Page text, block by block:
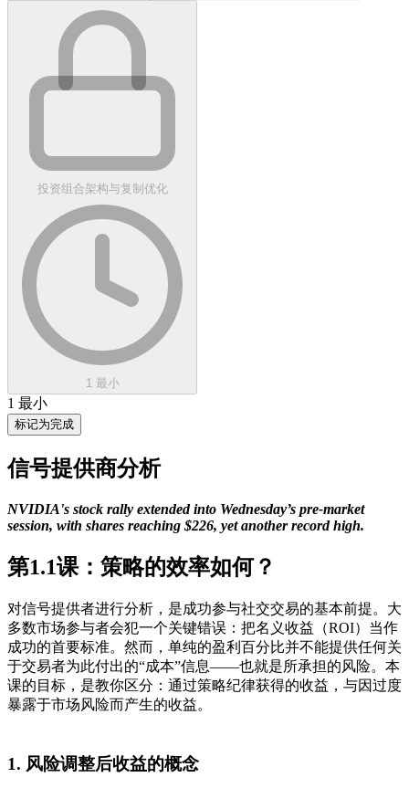
投资组合架构与复制优化
1 最小
1 最小
标记为完成
信号提供商分析
NVIDIA's stock rally extended into Wednesday’s pre-market
session, with shares reaching $226, yet another record high.
第1.1课：策略的效率如何？
对信号提供者进行分析，是成功参与社交交易的基本前提。大
多数市场参与者会犯一个关键错误：把名义收益（ROI）当作
成功的首要标准。然而，单纯的盈利百分比并不能提供任何关
于交易者为此付出的“成本”信息——也就是所承担的风险。本
课的目标，是教你区分：通过策略纪律获得的收益，与因过度
暴露于市场风险而产生的收益。
1. 风险调整后收益的概念